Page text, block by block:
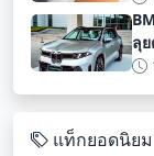
ลุ
แท็กยอดนิยม